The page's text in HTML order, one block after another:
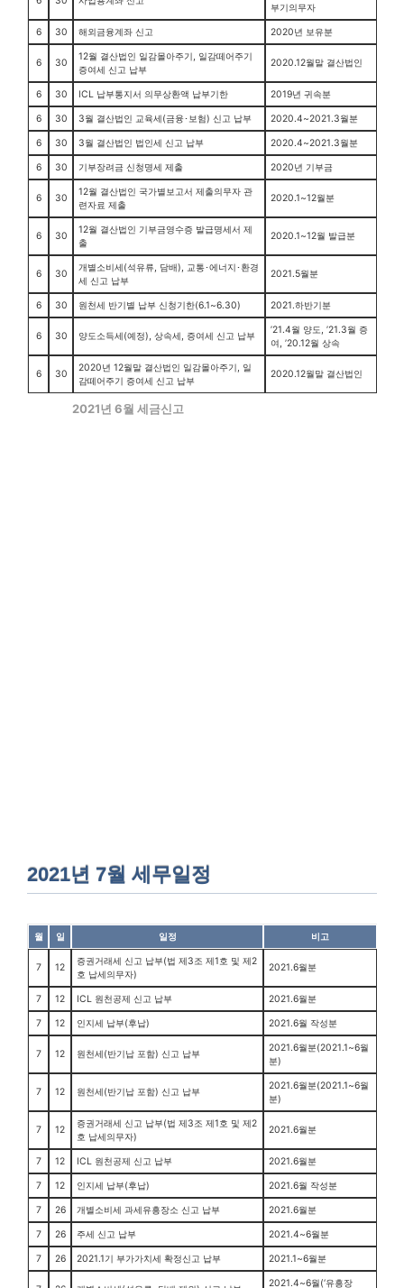
부기의무자
6 30 해외금융계좌 신고 2020년 보유분
6 30
12월 결산법인 일감몰아주기, 일감떼어주기
증여세 신고 납부
2020.12월말 결산법인
6 30 ICL 납부통지서 의무상환액 납부기한 2019년 귀속분
6 30 3월 결산법인 교육세(금융･보험) 신고 납부 2020.4~2021.3월분
6 30 3월 결산법인 법인세 신고 납부 2020.4~2021.3월분
6 30 기부장려금 신청명세 제출 2020년 기부금
6 30
12월 결산법인 국가별보고서 제출의무자 관
련자료 제출
2020.1~12월분
6 30
12월 결산법인 기부금영수증 발급명세서 제
출
2020.1~12월 발급분
6 30
개별소비세(석유류, 담배), 교통･에너지･환경
세 신고 납부
2021.5월분
6 30 원천세 반기별 납부 신청기한(6.1~6.30) 2021.하반기분
6 30 양도소득세(예정), 상속세, 증여세 신고 납부
’21.4월 양도, ’21.3월 증
여, ’20.12월 상속
6 30
2020년 12월말 결산법인 일감몰아주기, 일
감떼어주기 증여세 신고 납부
2020.12월말 결산법인
2021년 6월 세금신고
2021년 7월 세무일정
월 일 일정 비고
7 12
증권거래세 신고 납부(법 제3조 제1호 및 제2
호 납세의무자)
2021.6월분
7 12 ICL 원천공제 신고 납부 2021.6월분
7 12 인지세 납부(후납) 2021.6월 작성분
7 12 원천세(반기납 포함) 신고 납부
2021.6월분(2021.1~6월
분)
7 12 원천세(반기납 포함) 신고 납부
2021.6월분(2021.1~6월
분)
7 12
증권거래세 신고 납부(법 제3조 제1호 및 제2
호 납세의무자)
2021.6월분
7 12 ICL 원천공제 신고 납부 2021.6월분
7 12 인지세 납부(후납) 2021.6월 작성분
7 26 개별소비세 과세유흥장소 신고 납부 2021.6월분
7 26 주세 신고 납부 2021.4~6월분
7 26 2021.1기 부가가치세 확정신고 납부 2021.1~6월분
2021.4~6월(‘유흥장